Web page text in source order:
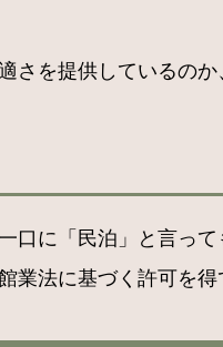
を提供しているの
に「民泊」と言っ
業法に基づく許可を得